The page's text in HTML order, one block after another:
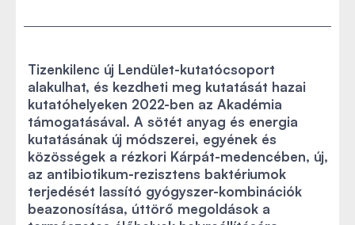
Tizenkilenc új Lendület-kutatócsoport
alakulhat, és kezdheti meg kutatását hazai
kutatóhelyeken 2022-ben az Akadémia
támogatásával. A sötét anyag és energia
kutatásának új módszerei, egyének és
közösségek a rézkori Kárpát-medencében, új,
az antibiotikum-rezisztens baktériumok
terjedését lassító gyógyszer-kombinációk
beazonosítása, úttörő megoldások a